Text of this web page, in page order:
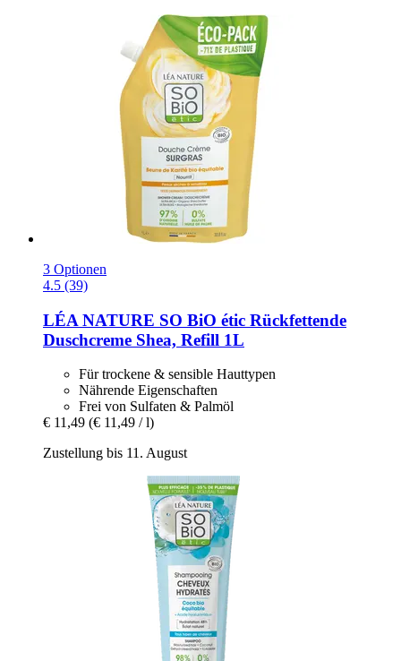
3 Optionen
4.5 (39)
LÉA NATURE SO BiO étic Rückfettende
Duschcreme Shea, Refill 1L
Für trockene & sensible Hauttypen
Nährende Eigenschaften
Frei von Sulfaten & Palmöl
€ 11,49 (€ 11,49 / l)
Zustellung bis 11. August